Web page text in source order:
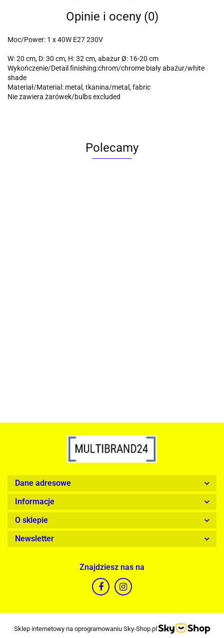
Opinie i oceny (0)
Moc/Power: 1 x 40W E27 230V
W: 20 cm, D: 30 cm, H: 32 cm, abażur Ø: 16-20 cm
Wykończenie/Detail finishing:chrom/chrome biały abażur/white
shade
Materiał/Material: metal, tkanina/metal, fabric
Nie zawiera żarówek/bulbs excluded
Polecamy
Dane adresowe
Informacje
O sklepie
Newsletter
Znajdziesz nas na
Sklep internetowy na oprogramowaniu Sky-Shop.pl